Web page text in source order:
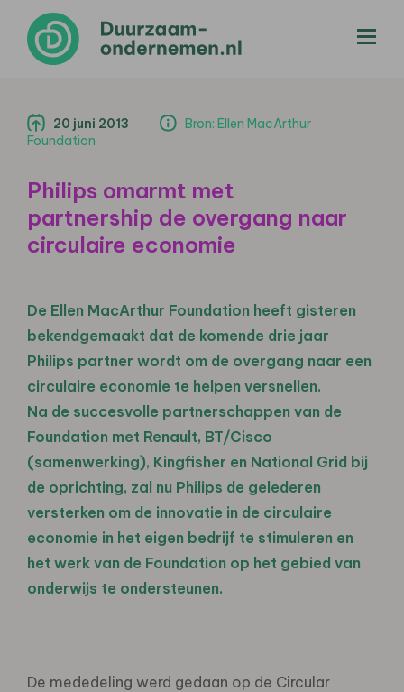
20 juni 2013
Bron: Ellen MacArthur
Foundation
Philips omarmt met
partnership de overgang naar
circulaire economie
De Ellen MacArthur Foundation heeft gisteren
bekendgemaakt dat de komende drie jaar
Philips partner wordt om de overgang naar een
circulaire economie te helpen versnellen.
Na de succesvolle partnerschappen van de
Foundation met Renault, BT/Cisco
(samenwerking), Kingfisher en National Grid bij
de oprichting, zal nu Philips de gelederen
versterken om de innovatie in de circulaire
economie in het eigen bedrijf te stimuleren en
het werk van de Foundation op het gebied van
onderwijs te ondersteunen.
De mededeling werd gedaan op de Circular